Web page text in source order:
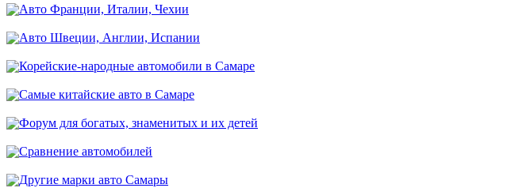
Авто Франции, Италии, Чехии
Авто Швеции, Англии, Испании
Корейские-народные автомобили в Самаре
Самые китайские авто в Самаре
Форум для богатых, знаменитых и их детей
Сравнение автомобилей
Другие марки авто Самары